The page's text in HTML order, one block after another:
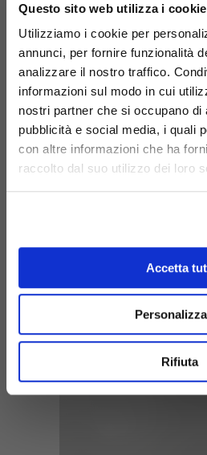
Questo sito web utilizza i cookie
Utilizziamo i cookie per
annunci, per fornire funzionalità
analizzare il nostro traffico.
informazioni sul modo in cui
nostri partner che si occupano di
pubblicità e social media, i quali
con altre informazioni che ha
raccolto dal suo utilizzo dei loro
Accetta
Personalizza
Rifiuta
Pinch bench
seats and